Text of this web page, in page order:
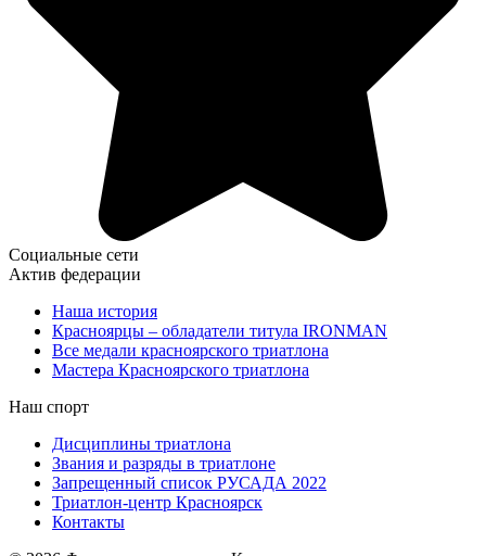
Социальные сети
Актив федерации
Наша история
Красноярцы – обладатели титула IRONMAN
Все медали красноярского триатлона
Мастера Красноярского триатлона
Наш спорт
Дисциплины триатлона
Звания и разряды в триатлоне
Запрещенный список РУСАДА 2022
Триатлон-центр Красноярск
Контакты